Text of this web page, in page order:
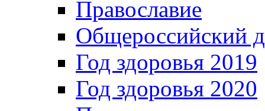
Православие
Общероссийский
Год здоровья 2019
Год здоровья 2020